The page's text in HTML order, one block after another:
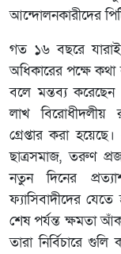
আন্দোলনকারীদের
গত ১৬ বছরে যারাই
অধিকারের পক্ষে কথা
বলে মন্তব্য
লাখ বিরোধীদলীয়
গ্রেপ্তার করা
ছাত্রসমাজ, তরুণ
নতুন দিনের
ফ্যাসিবাদীদের
শেষ পর্যন্ত ক্ষমতা
তারা নির্বিচারে